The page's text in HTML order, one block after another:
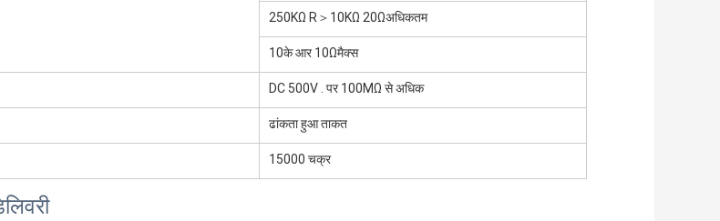
250KΩ R＞10KΩ 20Ωअधिकतम
10के आर 10Ωमैक्स
DC 500V . पर 100MΩ से अधिक
ढांकता हुआ ताकत
15000 चक्र